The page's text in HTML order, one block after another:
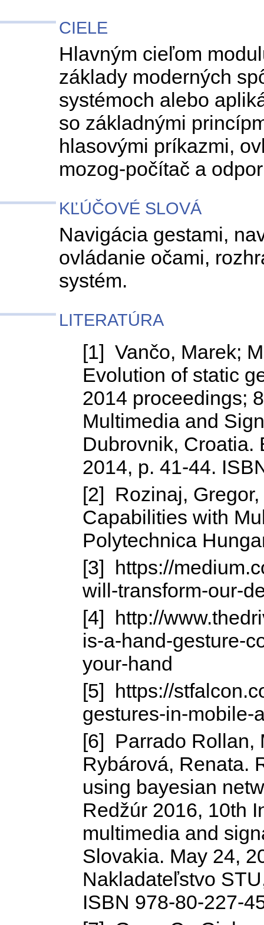
CIELE
Hlavným cieľom
základy moderných
systémoch alebo
so základnými
hlasovými príkazmi,
mozog-počítač a
KĽÚČOVÉ SLOVÁ
Navigácia gestami,
ovládanie očami,
systém.
LITERATÚRA
[1] Vančo, Marek;
Evolution of static
2014 proceedings;
Multimedia and
Dubrovnik, Croatia.
2014, p. 41-44.
[2] Rozinaj,
Capabilities with
Polytechnica
[3] https://
will-transform-our-
[4] http://
is-a-hand-gesture-
your-hand
[5] https://
gestures-in-mobile-
[6] Parrado Rollan,
Rybárová, Renata.
using bayesian
Redžúr 2016, 10th
multimedia and
Slovakia. May 24,
Nakladateľstvo
ISBN 978-80-227-